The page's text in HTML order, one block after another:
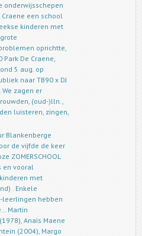
onderwijsschepen
een school
kinderen met
oprichtte,
Park De Craene,
5 aug. op
naar TB90 x DJ
We zagen er
(oud-)lln.,
luisteren, zingen,
Blankenberge
de vijfde de keer
ZOMERSCHOOL
en vooral
met
. Enkele
leerlingen hebben
Martin
Anaïs Maene
(2004), Margo